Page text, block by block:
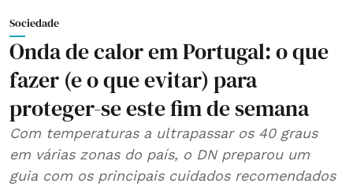
Sociedade
Onda de calor em Portugal: o que
fazer (e o que evitar) para
proteger-se este fim de semana
Com temperaturas a ultrapassar os 40 graus
em várias zonas do país, o DN preparou um
guia com os principais cuidados recomendados